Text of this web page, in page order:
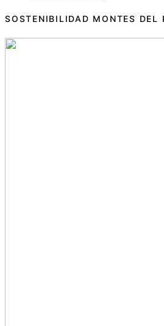
SOSTENIBILIDAD MONTES DEL